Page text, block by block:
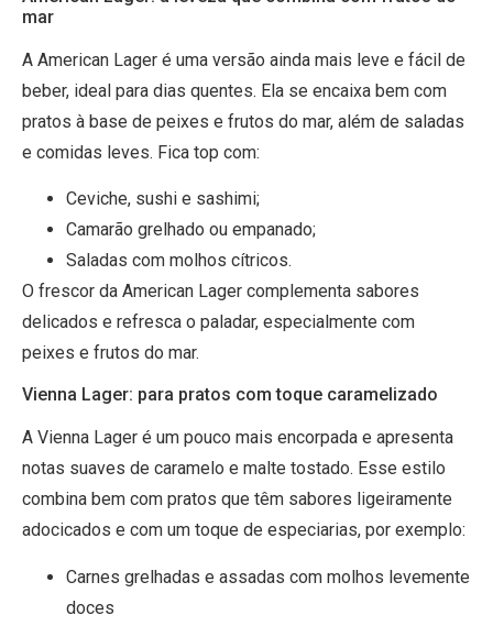
mar
A American Lager é uma versão ainda mais leve e fácil de
beber, ideal para dias quentes. Ela se encaixa bem com
pratos à base de peixes e frutos do mar, além de saladas
e comidas leves. Fica top com:
Ceviche, sushi e sashimi;
Camarão grelhado ou empanado;
Saladas com molhos cítricos.
O frescor da American Lager complementa sabores
delicados e refresca o paladar, especialmente com
peixes e frutos do mar.
Vienna Lager: para pratos com toque caramelizado
A Vienna Lager é um pouco mais encorpada e apresenta
notas suaves de caramelo e malte tostado. Esse estilo
combina bem com pratos que têm sabores ligeiramente
adocicados e com um toque de especiarias, por exemplo:
Carnes grelhadas e assadas com molhos levemente
doces